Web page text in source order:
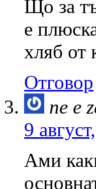
Що за
е
хляб
Отговор
ne e
9
Ами